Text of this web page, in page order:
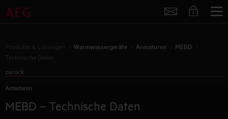
Service
Produkte & Lösungen Warmwassergeräte Armaturen MEBD
Technische Daten
zurück
Armaturen
MEBD – Technische Daten